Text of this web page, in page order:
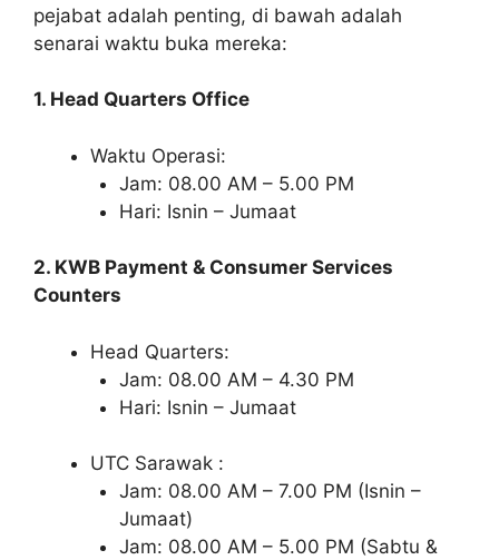
pejabat adalah penting, di bawah adalah
senarai waktu buka mereka:
1. Head Quarters Office
Waktu Operasi:
Jam: 08.00 AM – 5.00 PM
Hari: Isnin – Jumaat
2. KWB Payment & Consumer Services
Counters
Head Quarters:
Jam: 08.00 AM – 4.30 PM
Hari: Isnin – Jumaat
UTC Sarawak :
Jam: 08.00 AM – 7.00 PM (Isnin –
Jumaat)
Jam: 08.00 AM – 5.00 PM (Sabtu &